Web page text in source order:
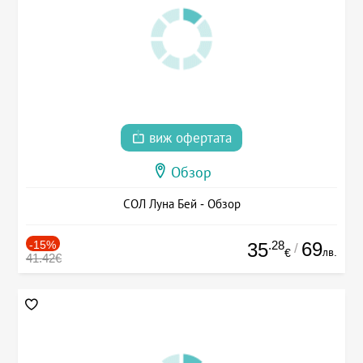
виж офертата
Обзор
СОЛ Луна Бей - Обзор
-15%
41.42€ 35.28
€ / 69лв.